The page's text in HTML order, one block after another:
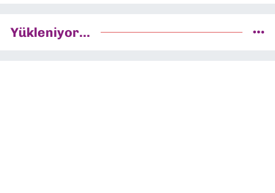
Yükleniyor...